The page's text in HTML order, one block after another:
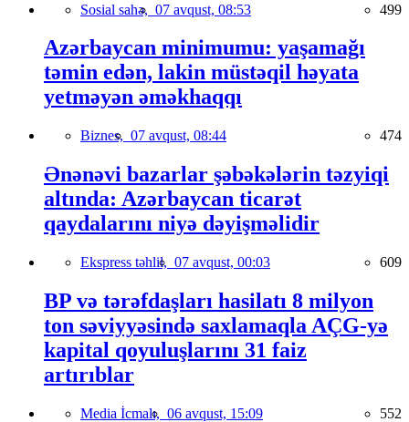
Sosial sahə, 07 avqust, 08:53 499
Azərbaycan minimumu: yaşamağı
təmin edən, lakin müstəqil həyata
yetməyən əməkhaqqı
Biznes, 07 avqust, 08:44 474
Ənənəvi bazarlar şəbəkələrin təzyiqi
altında: Azərbaycan ticarət
qaydalarını niyə dəyişməlidir
Ekspress təhlil, 07 avqust, 00:03 609
BP və tərəfdaşları hasilatı 8 milyon
ton səviyyəsində saxlamaqla AÇG-yə
kapital qoyuluşlarını 31 faiz
artırıblar
Media İcmalı, 06 avqust, 15:09 552